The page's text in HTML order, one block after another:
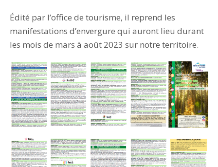
Édité par l’office de tourisme, il reprend les
manifestations d’envergure qui auront lieu durant
les mois de mars à août 2023 sur notre territoire.